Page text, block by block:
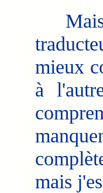
Mais
mieux
à
mais